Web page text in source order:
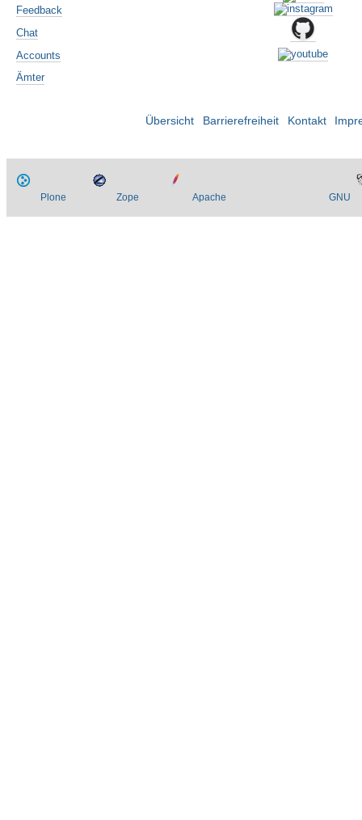
Feedback
Chat
Accounts
Ämter
Übersicht Barrierefreiheit Kontakt
Plone Zope Apache GNU